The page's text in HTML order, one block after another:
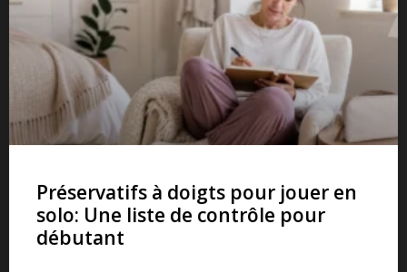
Préservatifs à doigts pour jouer en
solo: Une liste de contrôle pour
débutant